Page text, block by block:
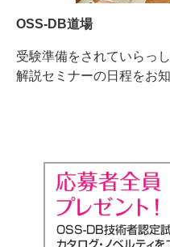
OSS-DB道場
受験準備をされていらっ
解説セミナーの日程をお